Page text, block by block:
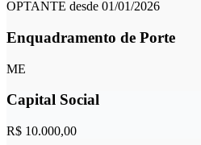
OPTANTE desde 01/01/2026
Enquadramento de Porte
ME
Capital Social
R$ 10.000,00